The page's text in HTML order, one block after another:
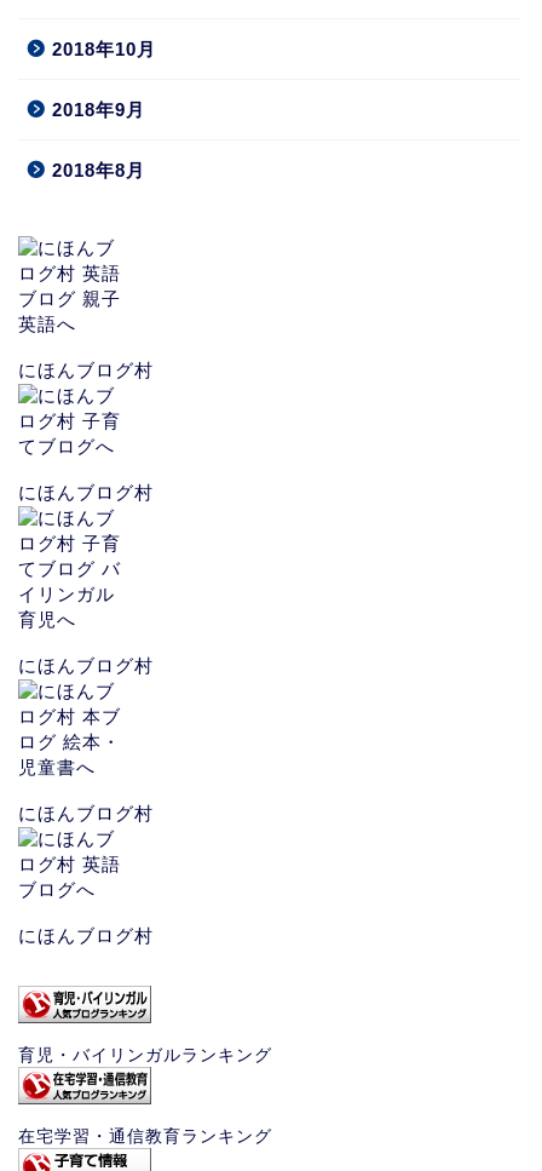
2018年10月
2018年9月
2018年8月
にほんブログ村
にほんブログ村
にほんブログ村
にほんブログ村
にほんブログ村
育児・バイリンガルランキング
在宅学習・通信教育ランキング